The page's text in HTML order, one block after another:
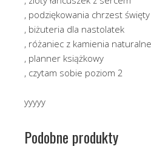
, podziękowania chrzest święty
, biżuteria dla nastolatek
, różaniec z kamienia
, planner książkowy
, czytam sobie poziom 2
yyyyy
Podobne produkty